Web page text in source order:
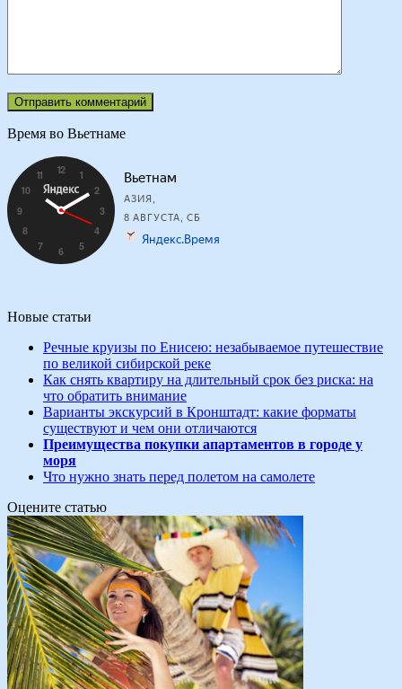
Время во Вьетнаме
Новые статьи
Речные круизы по Енисею: незабываемое путешествие
по великой сибирской реке
Как снять квартиру на длительный срок без риска: на
что обратить внимание
Варианты экскурсий в Кронштадт: какие форматы
существуют и чем они отличаются
Преимущества покупки апартаментов в городе у
моря
Что нужно знать перед полетом на самолете
Оцените статью